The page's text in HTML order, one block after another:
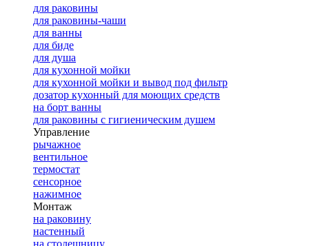
для раковины
для раковины-чаши
для ванны
для биде
для душа
для кухонной мойки
для кухонной мойки и вывод под фильтр
дозатор кухонный для моющих средств
на борт ванны
для раковины с гигиеническим душем
Управление
рычажное
вентильное
термостат
сенсорное
нажимное
Монтаж
на раковину
настенный
на столешницу